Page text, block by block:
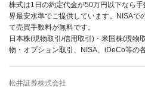
株式は1日の約定代金が50万円以下なら
界最安水準でご提供しています。NISAで
て売買手数料が無料です。
日本株(現物取引/信用取引)・米国株(現物
物・オプション取引、NISA、iDeCo等の
松井証券株式会社